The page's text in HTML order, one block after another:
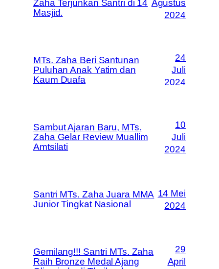
Zaha Terjunkan Santri di 14
Masjid.
Agustus
2024
MTs. Zaha Beri Santunan
Puluhan Anak Yatim dan
Kaum Duafa
24
Juli
2024
Sambut Ajaran Baru, MTs.
Zaha Gelar Review Muallim
Amtsilati
10
Juli
2024
Santri MTs. Zaha Juara MMA
Junior Tingkat Nasional
14 Mei
2024
Gemilang!!! Santri MTs. Zaha
Raih Bronze Medal Ajang
29
April